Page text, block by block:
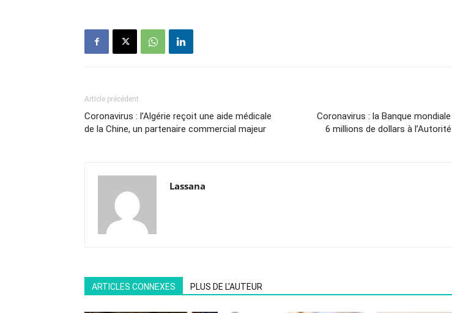
Article précédent
Coronavirus : l’Algérie reçoit une aide médicale
de la Chine, un partenaire commercial majeur
Coronavirus : la Banque
6 millions de dollars à
Lassana
ARTICLES CONNEXES PLUS DE L'AUTEUR